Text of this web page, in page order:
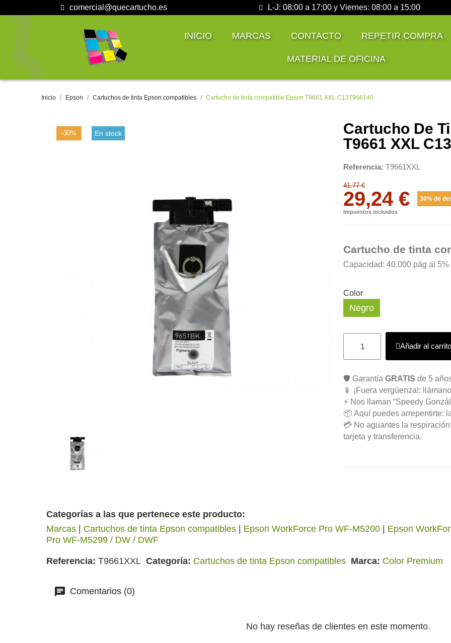
comercial@quecartucho.es L-J: 08:00 a 17:00 y Viernes: 08:00 a 15:00
INICIO MARCAS CONTACTO REPETIR COMPRA
MATERIAL DE OFICINA
Inicio Epson Cartuchos de tinta Epson compatibles Cartucho de tinta compatible Epson T9661 XXL C13T966140
-30% En stock
Cartucho De
T9661 XXL
Referencia T9661XXL
41,77 €
29,24 € 30% de
Impuestos incluidos
Cartucho de tinta
Capacidad: 40.000 pág al 5%
Color
Negro
Añadir al carrito
🛡️ Garantía GRATIS de 5
📱 ¡Fuera vergüenza!:
⚡ Nos llaman “Speedy
📦 Aquí puedes arrepentirte:
💳 No aguantes la
tarjeta y transferencia.
Categorías a las que pertenece este producto:
Marcas
Cartuchos de tinta Epson compatibles Epson WorkForce Pro WF-M5200 Epson
Pro WF-M5299 / DW / DWF
Referencia T9661XXL Categoría Cartuchos de tinta Epson compatibles Marca Color Premium
Comentarios (0)
No hay reseñas de clientes en este momento.